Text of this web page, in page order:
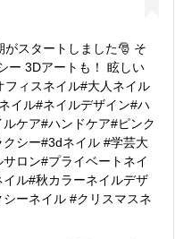
スタートしました🎅 そ
ー 3Dアートも！ 眩しい
ィスネイル#大人ネイル
イル#ネイルデザイン#ハ
ケア#ハンドケア#ピンク
シー#3dネイル #学芸大
ロン#プライベートネイ
ル#秋カラーネイルデザ
ーネイル #クリスマスネ